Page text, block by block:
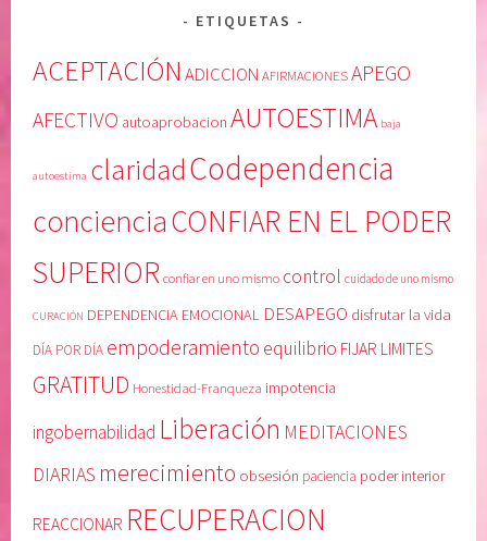
ETIQUETAS
ACEPTACIÓN ADICCION AFIRMACIONES APEGO
AFECTIVO autoaprobacion AUTOESTIMA baja
autoestima claridadCodependencia
concienciaCONFIAR EN EL PODER
SUPERIOR confiar en uno mismo control cuidado de uno mismo
CURACIÓN DEPENDENCIA EMOCIONAL DESAPEGO disfrutar la vida
DÍA POR DÍA empoderamiento equilibrio FIJAR LIMITES
GRATITUD Honestidad-Franqueza impotencia
ingobernabilidad Liberación MEDITACIONES
DIARIAS merecimiento obsesión paciencia poder interior
REACCIONAR RECUPERACION